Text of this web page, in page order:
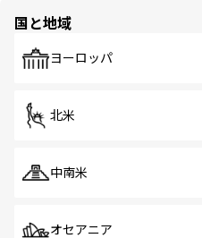
で、ホーカーズは地
国と地域
ヨーロッパ
北米
中南米
オセアニア